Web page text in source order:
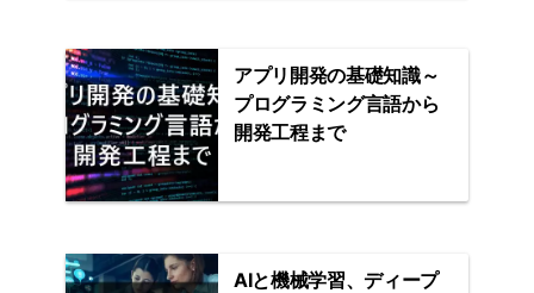
アプリ開発の基礎知識～
プログラミング言語から
開発工程まで
AIと機械学習、ディープ